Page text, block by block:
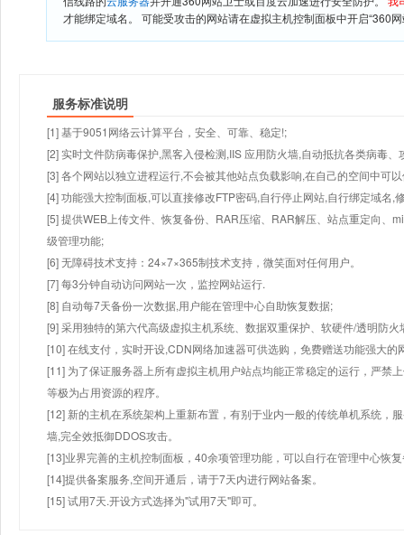
才能绑定域名。 可能受攻击的网站请在虚拟主机控制面板中开启“360
服务标准说明
[1] 基于9051网络云计算平台，安全、可靠、稳定!;
[2] 实时文件防病毒保护,黑客入侵检测,IIS 应用防火墙,自动抵抗各类病毒、
[3] 各个网站以独立进程运行,不会被其他站点负载影响,在自己的空间中可
[4] 功能强大控制面板,可以直接修改FTP密码,自行停止网站,自行绑定域名,
[5] 提供WEB上传文件、恢复备份、RAR压缩、RAR解压、站点重定向、
级管理功能;
[6] 无障碍技术支持：24×7×365制技术支持，微笑面对任何用户。
[7] 每3分钟自动访问网站一次，监控网站运行.
[8] 自动每7天备份一次数据,用户能在管理中心自助恢复数据;
[9] 采用独特的第六代高级虚拟主机系统、数据双重保护、软硬件/透明防火
[10] 在线支付，实时开设,CDN网络加速器可供选购，免费赠送功能强大
[11] 为了保证服务器上所有虚拟主机用户站点均能正常稳定的运行，严禁
等极为占用资源的程序。
[12] 新的主机在系统架构上重新布置，有别于业内一般的传统单机系统，
墙,完全效抵御DDOS攻击。
[13]业界完善的主机控制面板，40余项管理功能，可以自行在管理中心恢
[14]提供备案服务,空间开通后，请于7天内进行网站备案。
[15] 试用7天.开设方式选择为"试用7天"即可。